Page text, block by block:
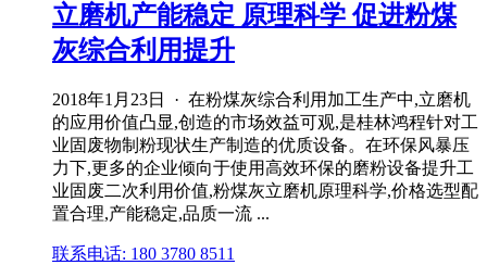
立磨机产能稳定 原理科学 促进粉煤
灰综合利用提升
2018年1月23日 · 在粉煤灰综合利用加工生产中,立磨机
的应用价值凸显,创造的市场效益可观,是桂林鸿程针对工
业固废物制粉现状生产制造的优质设备。在环保风暴压
力下,更多的企业倾向于使用高效环保的磨粉设备提升工
业固废二次利用价值,粉煤灰立磨机原理科学,价格选型配
置合理,产能稳定,品质一流 ...
联系电话: 180 3780 8511